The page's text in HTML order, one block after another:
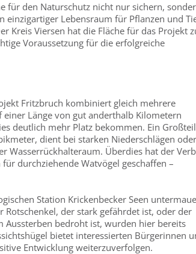
für den Naturschutz nicht nur sichern,
einzigartiger Lebensraum für Pflanzen und
Kreis Viersen hat die Fläche für das Projekt
Voraussetzung für die erfolgreiche
Fritzbruch kombiniert gleich mehrere
Länge von gut anderthalb Kilometern
deutlich mehr Platz bekommen. Ein
dient bei starken Niederschlägen oder
Wasserrückhalteraum. Überdies hat der
durchziehende Watvögel geschaffen –
Station Krickenbecker Seen
Rotschenkel, der stark gefährdet ist, oder der
Aussterben bedroht ist, wurden hier bereits
bietet interessierten Bürgerinnen
Entwicklung weiterzuverfolgen.